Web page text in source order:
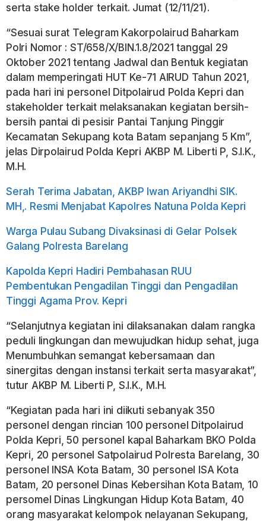
serta stake holder terkait. Jumat (12/11/21).
“Sesuai surat Telegram Kakorpolairud Baharkam
Polri Nomor : ST/658/X/BIN.1.8/2021 tanggal 29
Oktober 2021 tentang Jadwal dan Bentuk kegiatan
dalam memperingati HUT Ke-71 AIRUD Tahun 2021,
pada hari ini personel Ditpolairud Polda Kepri dan
stakeholder terkait melaksanakan kegiatan bersih-
bersih pantai di pesisir Pantai Tanjung Pinggir
Kecamatan Sekupang kota Batam sepanjang 5 Km”,
jelas Dirpolairud Polda Kepri AKBP M. Liberti P, S.I.K.,
M.H.
Serah Terima Jabatan, AKBP Iwan Ariyandhi SIK.
MH,. Resmi Menjabat Kapolres Natuna Polda Kepri
Warga Pulau Subang Divaksinasi di Gelar Polsek
Galang Polresta Barelang
Kapolda Kepri Hadiri Pembahasan RUU
Pembentukan Pengadilan Tinggi dan Pengadilan
Tinggi Agama Prov. Kepri
“Selanjutnya kegiatan ini dilaksanakan dalam rangka
peduli lingkungan dan mewujudkan hidup sehat, juga
Menumbuhkan semangat kebersamaan dan
sinergitas dengan instansi terkait serta masyarakat”,
tutur AKBP M. Liberti P, S.I.K., M.H.
“Kegiatan pada hari ini diikuti sebanyak 350
personel dengan rincian 100 personel Ditpolairud
Polda Kepri, 50 personel kapal Baharkam BKO Polda
Kepri, 20 personel Satpolairud Polresta Barelang, 30
personel INSA Kota Batam, 30 personel ISA Kota
Batam, 20 personel Dinas Kebersihan Kota Batam, 10
persomel Dinas Lingkungan Hidup Kota Batam, 40
orang masyarakat kelompok nelayanan Sekupang,